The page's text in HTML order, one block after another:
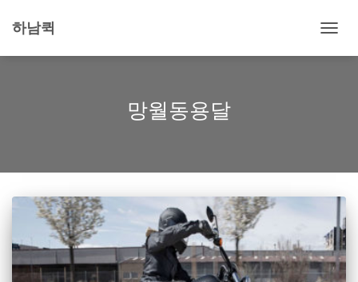
하남퀵
비
망월동용달